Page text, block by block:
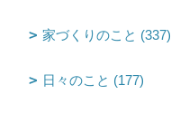
家づくりのこと (337)
日々のこと (177)